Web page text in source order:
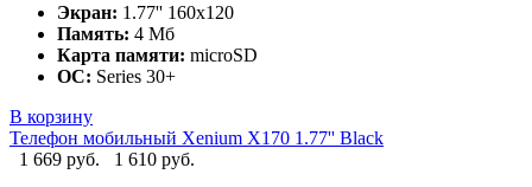
Экран: 1.77'' 160x120
Память: 4 Мб
Карта памяти: microSD
ОС: Series 30+
В корзину
Телефон мобильный Xenium X170 1.77'' Black
1 669 руб.
1 610 руб.